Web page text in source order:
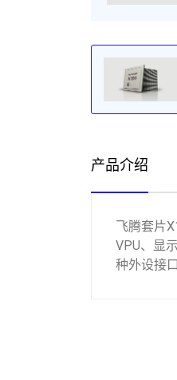
产品介绍
飞腾套片
VPU、显
种外设接口